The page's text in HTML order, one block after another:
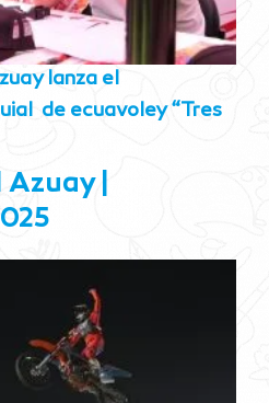
lanza el
de ecuavoley “Tres
Azuay